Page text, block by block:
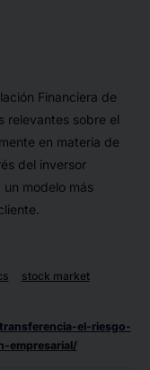
Financiera de
relevantes sobre el
en materia de
del inversor
un modelo más
stock market
el-riesgo-
empresarial/